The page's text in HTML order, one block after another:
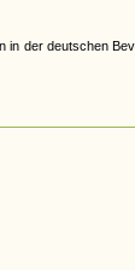
in der deutschen